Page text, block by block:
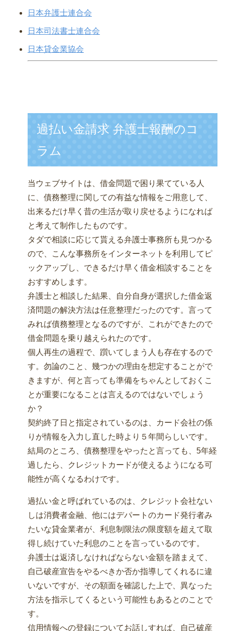
日本弁護士連合会
日本司法書士連合会
日本貸金業協会
過払い金請求 弁護士報酬のコ
ラム
当ウェブサイトは、借金問題で困り果てている人
に、債務整理に関しての有益な情報をご用意して、
出来るだけ早く昔の生活が取り戻せるようになれば
と考えて制作したものです。
タダで相談に応じて貰える弁護士事務所も見つかる
ので、こんな事務所をインターネットを利用してピ
ックアップし、できるだけ早く借金相談することを
おすすめします。
弁護士と相談した結果、自分自身が選択した借金返
済問題の解決方法は任意整理だったのです。言って
みれば債務整理となるのですが、これができたので
借金問題を乗り越えられたのです。
個人再生の過程で、躓いてしまう人も存在するので
す。勿論のこと、幾つかの理由を想定することがで
きますが、何と言っても準備をちゃんとしておくこ
とが重要になることは言えるのではないでしょう
か？
契約終了日と指定されているのは、カード会社の係
りが情報を入力し直した時より５年間らしいです。
結局のところ、債務整理をやったと言っても、5年経
過したら、クレジットカードが使えるようになる可
能性が高くなるわけです。
過払い金と呼ばれているのは、クレジット会社ない
しは消費者金融、他にはデパートのカード発行者み
たいな貸金業者が、利息制限法の限度額を超えて取
得し続けていた利息のことを言っているのです。
弁護士は返済しなければならない金額を踏まえて、
自己破産宣告をやるべきか否か指導してくれるに違
いないですが、その額面を確認した上で、異なった
方法を指示してくるという可能性もあるとのことで
す。
信用情報への登録についてお話しすれば、自己破産